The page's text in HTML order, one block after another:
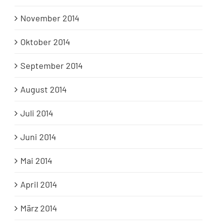
November 2014
Oktober 2014
September 2014
August 2014
Juli 2014
Juni 2014
Mai 2014
April 2014
März 2014